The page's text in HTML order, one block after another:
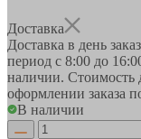
Доставка
Доставка в день
период с 8:00 до
наличии. Стоимость
оформлении заказа
В наличии